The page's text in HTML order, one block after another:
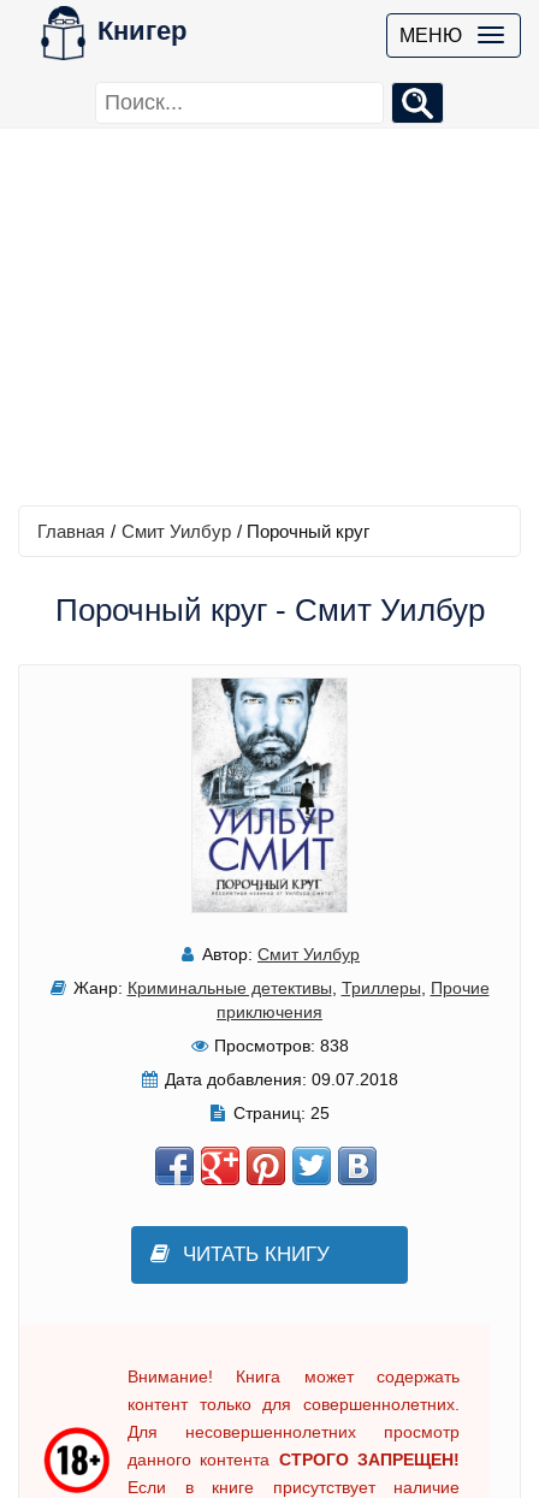
Книгер МЕНЮ
Главная / Смит Уилбур / Порочный круг
Порочный круг - Смит Уилбур
Автор: Смит Уилбур
Жанр: Криминальные детективы Триллеры
Прочие
приключения
Просмотров: 838
Дата добавления: 09.07.2018
Страниц: 25
ЧИТАТЬ КНИГУ
Внимание! Книга может содержать
контент только для совершеннолетних.
Для несовершеннолетних просмотр
данного контента СТРОГО ЗАПРЕЩЕН!
Если в книге присутствует наличие